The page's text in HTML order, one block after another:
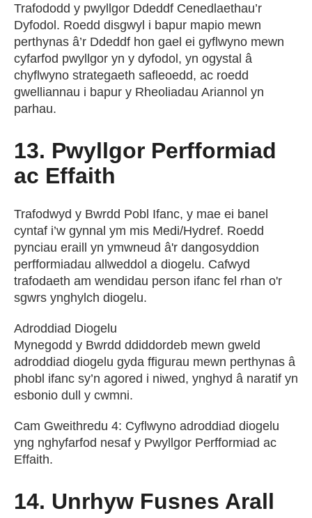
Trafododd y pwyllgor Ddeddf Cenedlaethau’r
Dyfodol. Roedd disgwyl i bapur mapio mewn
perthynas â’r Ddeddf hon gael ei gyflwyno mewn
cyfarfod pwyllgor yn y dyfodol, yn ogystal â
chyflwyno strategaeth safleoedd, ac roedd
gwelliannau i bapur y Rheoliadau Ariannol yn
parhau.
13. Pwyllgor Perfformiad
ac Effaith
Trafodwyd y Bwrdd Pobl Ifanc, y mae ei banel
cyntaf i’w gynnal ym mis Medi/Hydref. Roedd
pynciau eraill yn ymwneud â'r dangosyddion
perfformiadau allweddol a diogelu. Cafwyd
trafodaeth am wendidau person ifanc fel rhan o'r
sgwrs ynghylch diogelu.
Adroddiad Diogelu
Mynegodd y Bwrdd ddiddordeb mewn gweld
adroddiad diogelu gyda ffigurau mewn perthynas â
phobl ifanc sy’n agored i niwed, ynghyd â naratif yn
esbonio dull y cwmni.
Cam Gweithredu 4: Cyflwyno adroddiad diogelu
yng nghyfarfod nesaf y Pwyllgor Perfformiad ac
Effaith.
14. Unrhyw Fusnes Arall